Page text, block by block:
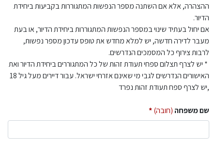
ההצהרה, אלא אם השתנה מספר הנפשות המתגוררות בקביעות ביחידת
הדיור.
אם יחול בעתיד שינוי במספר הנפשות המתגוררות ביחידת הדיור, או בעת
מעבר לדירה חדשה, יש למלא מחדש את טופס עדכון מספר נפשות,
לרבות צירוף כל המסמכים הנדרשים.
* יש לצרף תצלום ספחי תעודת זהות של כל המתגוררים ביחידת הדיור ואת
האישורים הנדרשים לגבי מי שאינם אזרחי ישראל. עבור דיירים מעל גיל 18
,יש לצרף ספח תעודת זהות נפרד
שם משפחה (חובה)